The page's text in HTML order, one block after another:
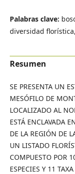
Palabras clave:
diversidad
Resumen
SE PRESENTA UN
MESÓFILO DE
LOCALIZADO AL
ESTÁ ENCLAVADA
DE LA REGIÓN DE
UN LISTADO
COMPUESTO POR
ESPECIES Y 11